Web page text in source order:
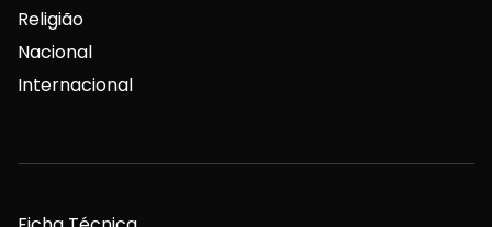
Religião
Nacional
Internacional